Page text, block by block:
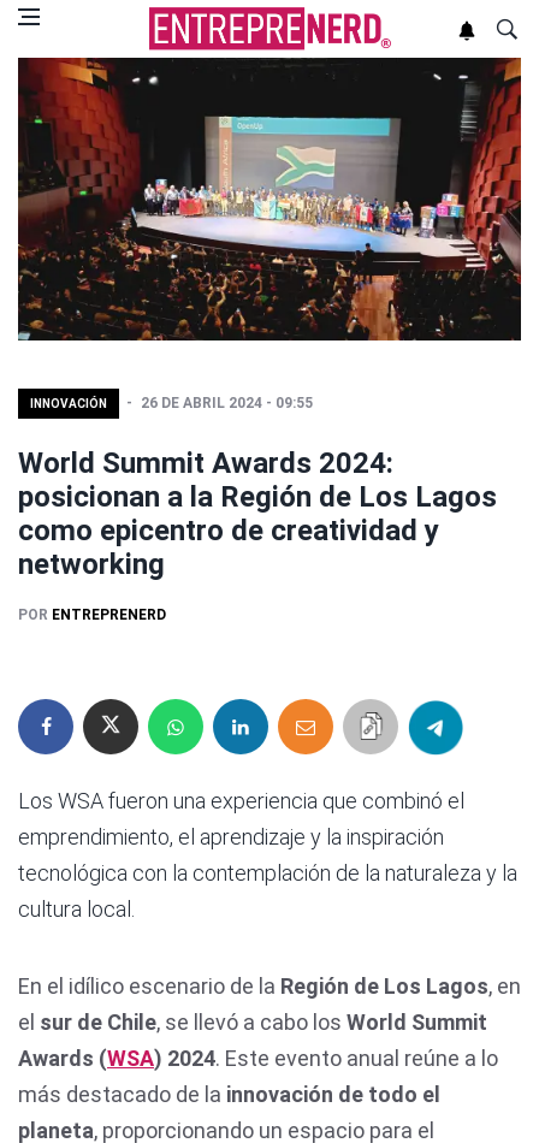
INNOVACIÓN 26 DE ABRIL 2024 - 09:55
World Summit Awards 2024:
posicionan a la Región de Los Lagos
como epicentro de creatividad y
networking
POR ENTREPRENERD
Los WSA fueron una experiencia que combinó el
emprendimiento, el aprendizaje y la inspiración
tecnológica con la contemplación de la naturaleza y la
cultura local.
En el idílico escenario de la Región de Los Lagos, en
el sur de Chile, se llevó a cabo los World Summit
Awards (WSA) 2024. Este evento anual reúne a lo
más destacado de la innovación de todo el
planeta, proporcionando un espacio para el